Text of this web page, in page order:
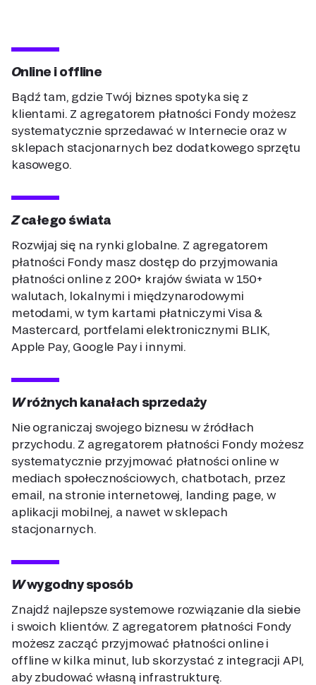
Online i offline
Bądź tam, gdzie Twój biznes spotyka się z
klientami. Z agregatorem płatności Fondy możesz
systematycznie sprzedawać w Internecie oraz w
sklepach stacjonarnych bez dodatkowego sprzętu
kasowego.
Z całego świata
Rozwijaj się na rynki globalne. Z agregatorem
płatności Fondy masz dostęp do przyjmowania
płatności online z 200+ krajów świata w 150+
walutach, lokalnymi i międzynarodowymi
metodami, w tym kartami płatniczymi Visa &
Mastercard, portfelami elektronicznymi BLIK,
Apple Pay, Google Pay i innymi.
W różnych kanałach sprzedaży
Nie ograniczaj swojego biznesu w źródłach
przychodu. Z agregatorem płatności Fondy możesz
systematycznie przyjmować płatności online w
mediach społecznościowych, chatbotach, przez
email, na stronie internetowej, landing page, w
aplikacji mobilnej, a nawet w sklepach
stacjonarnych.
W wygodny sposób
Znajdź najlepsze systemowe rozwiązanie dla siebie
i swoich klientów. Z agregatorem płatności Fondy
możesz zacząć przyjmować płatności online i
offline w kilka minut, lub skorzystać z integracji API,
aby zbudować własną infrastrukturę.